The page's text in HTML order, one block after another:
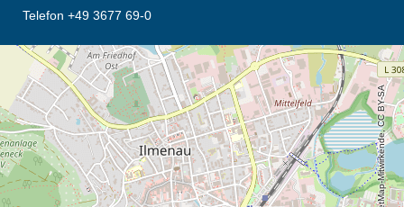
Telefon +49 3677 69-0
Öffnet die Anfahrtsbeschreibung in neuem Tab (Karte)
© OpenStreetMap-Mitwirkende, CC BY-SA